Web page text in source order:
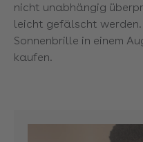
nicht unabhängig
leicht gefälscht
Sonnenbrille in einem
kaufen.